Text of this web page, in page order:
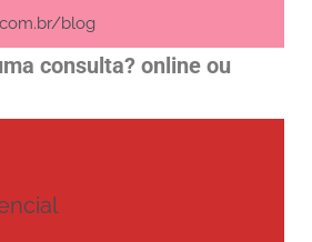
blog
consulta? online ou